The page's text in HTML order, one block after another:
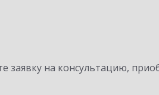
заявку на консультацию,